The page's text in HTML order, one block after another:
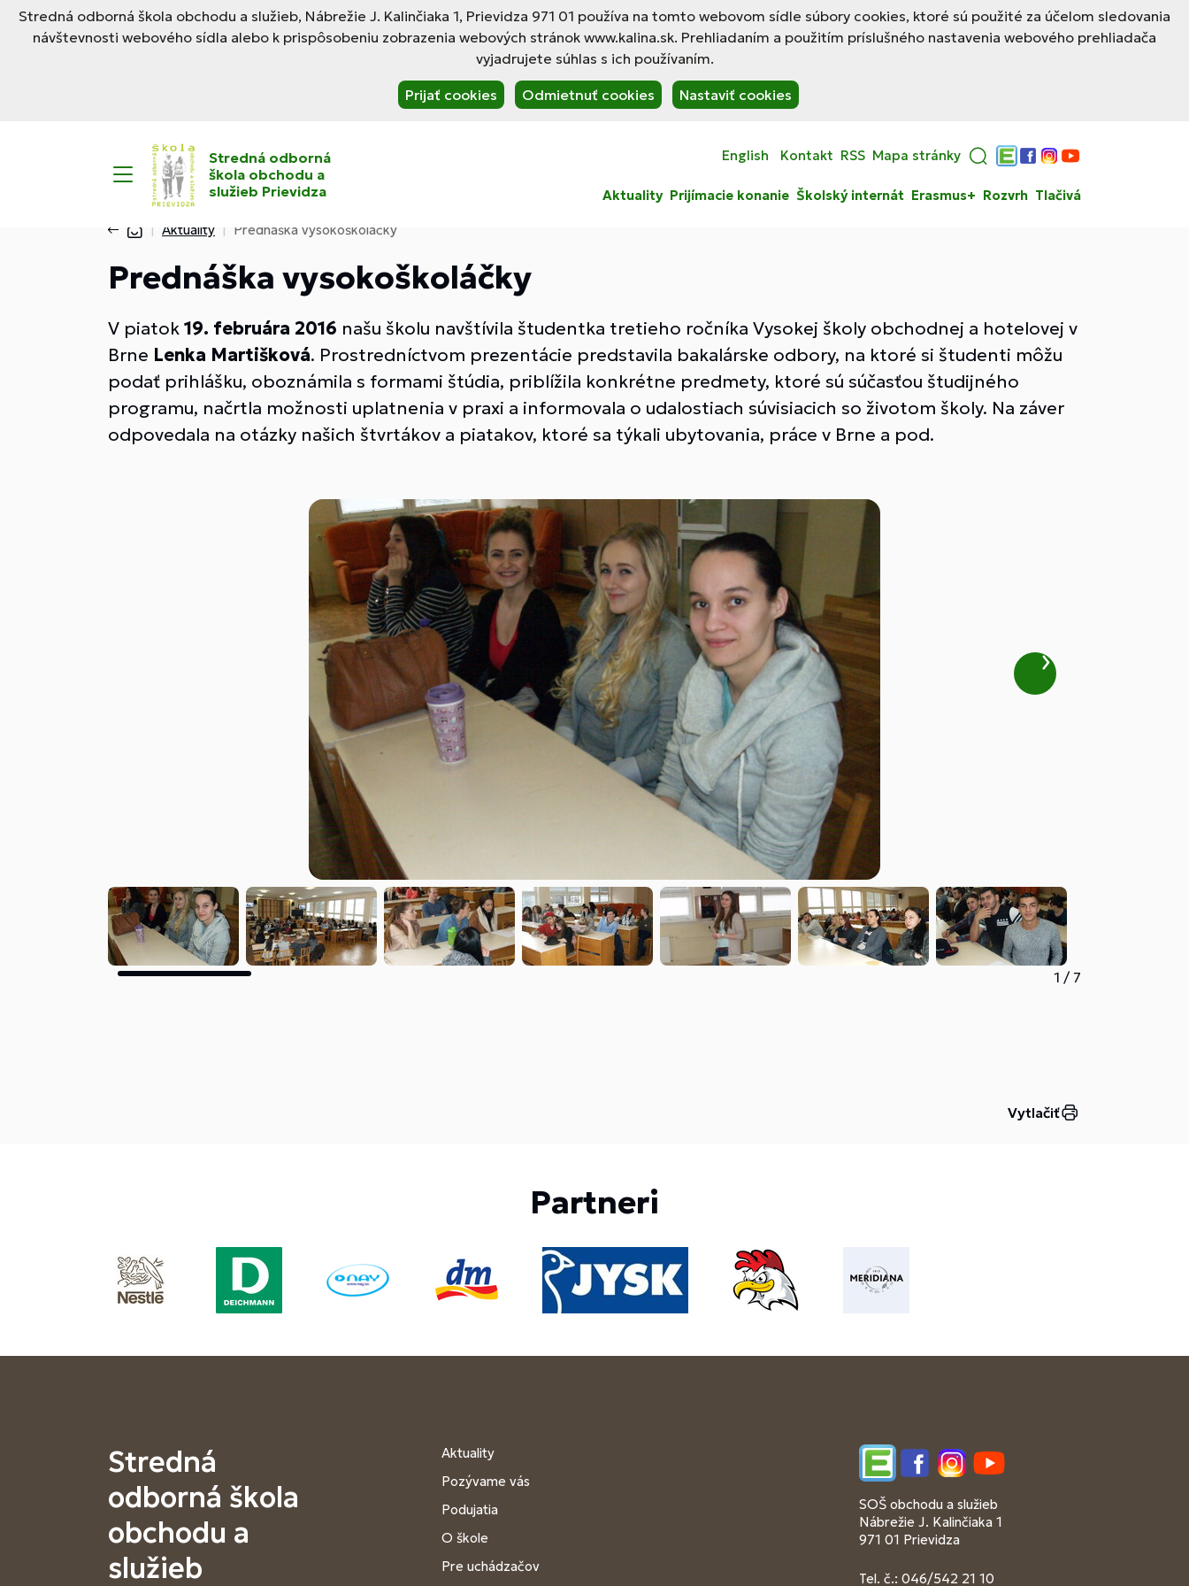
Stredná odborná škola obchodu a služieb, Nábrežie J. Kalinčiaka 1, Prievidza 971 01 používa na tomto webovom sídle súbory cookies, ktoré sú použité za účelom sledovania
návštevnosti webového sídla alebo k prispôsobeniu zobrazenia webových stránok www.kalina.sk. Prehliadaním a použitím príslušného nastavenia webového prehliadača
vyjadrujete súhlas s ich používaním.
Prijať cookies Odmietnuť cookies Nastaviť cookies
Stredná odborná
škola obchodu a
služieb Prievidza
English Kontakt RSS Mapa stránky
Edupage
Facebook
Instagram
YouTube
Aktuality Prijímacie konanie Školský internát Erasmus+ Rozvrh Tlačivá
Aktuality Prednáška vysokoškoláčky
Prednáška vysokoškoláčky
V piatok19. februára 2016 našu školu navštívila študentka tretieho ročníka Vysokej školy obchodnej a hotelovej v
Brne Lenka Martišková. Prostredníctvom prezentácie predstavila bakalárske odbory, na ktoré si študenti môžu
podať prihlášku, oboznámila s formami štúdia, priblížila konkrétne predmety, ktoré sú súčasťou študijného
programu, načrtla možnosti uplatnenia v praxi a informovala o udalostiach súvisiacich so životom školy. Na záver
odpovedala na otázky našich štvrtákov a piatakov, ktoré sa týkali ubytovania, práce v Brne a pod.
1 / 7
Vytlačiť
Partneri
Stredná
odborná škola
obchodu a
služieb
Aktuality
Pozývame vás
Podujatia
O škole
Pre uchádzačov
EdupageFacebookInstagramYouTube
SOŠ obchodu a služieb
Nábrežie J. Kalinčiaka 1
971 01 Prievidza
Tel. č.: 046/542 21 10